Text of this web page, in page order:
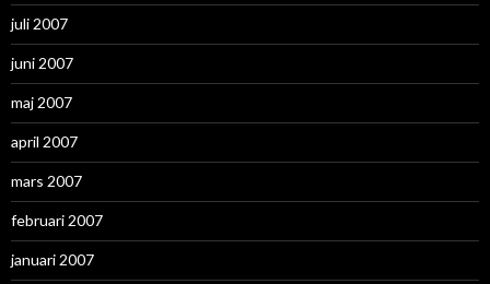
juli 2007
juni 2007
maj 2007
april 2007
mars 2007
februari 2007
januari 2007